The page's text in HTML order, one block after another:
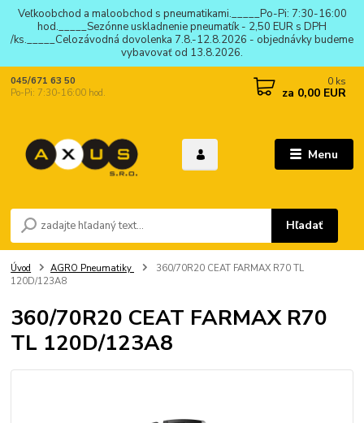
Veľkoobchod a maloobchod s pneumatikami._____Po-Pi: 7:30-16:00
hod._____Sezónne uskladnenie pneumatík - 2,50 EUR s DPH
/ks._____Celozávodná dovolenka 7.8.-12.8.2026 - objednávky budeme
vybavovať od 13.8.2026.
Menu
Hľadať
045/671 63 50
Po-Pi: 7:30-16:00 hod.
0 ks
za 0,00 EUR
Úvod AGRO Pneumatiky
360/70R20 CEAT FARMAX R70 TL
120D/123A8
360/70R20 CEAT FARMAX R70
TL 120D/123A8